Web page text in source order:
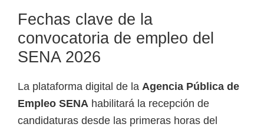
Fechas clave de la
convocatoria de empleo del
SENA 2026
La plataforma digital de la Agencia Pública de
Empleo SENA habilitará la recepción de
candidaturas desde las primeras horas del